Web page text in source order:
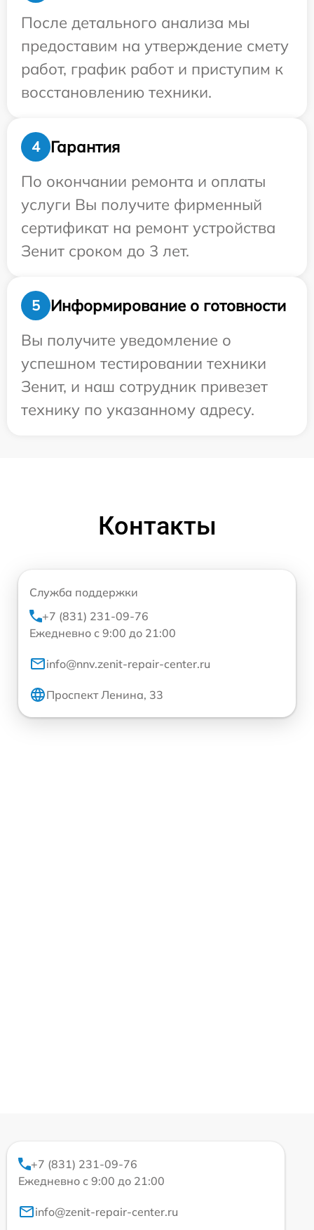
После детального анализа мы
предоставим на утверждение смету
работ, график работ и приступим к
восстановлению техники.
4
Гарантия
По окончании ремонта и оплаты
услуги Вы получите фирменный
сертификат на ремонт устройства
Зенит сроком до 3 лет.
5
Информирование о готовности
Вы получите уведомление о
успешном тестировании техники
Зенит, и наш сотрудник привезет
технику по указанному адресу.
Контакты
Служба поддержки
+7 (831) 231-09-76
Ежедневно с 9:00 до 21:00
info@nnv.zenit-repair-center.ru
Проспект Ленина, 33
+7 (831) 231-09-76
Ежедневно с 9:00 до 21:00
info@zenit-repair-center.ru